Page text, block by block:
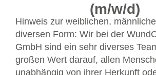
(m/w/d)
Hinweis zur weiblichen,
diversen Form: Wir bei der
GmbH sind ein sehr diverses
großen Wert darauf, allen
unabhängig von ihrer Herkunft